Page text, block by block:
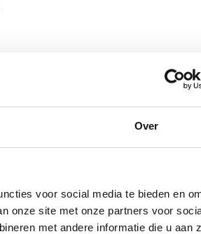
Over
voor social media te bieden en
onze site met onze partners voor
met andere informatie die u aan